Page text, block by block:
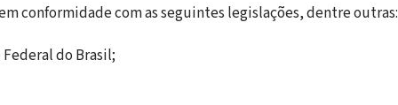
conformidade com as seguintes legislações, dentre outras:
do Brasil;